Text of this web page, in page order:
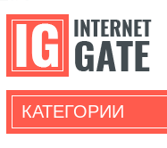
КАТЕГОРИИ